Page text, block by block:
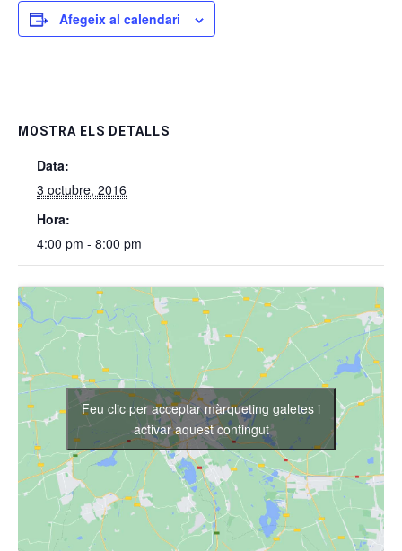
Afegeix al calendari
MOSTRA ELS DETALLS
Data:
3 octubre, 2016
Hora:
4:00 pm - 8:00 pm
Feu clic per acceptar màrqueting galetes i
activar aquest contingut